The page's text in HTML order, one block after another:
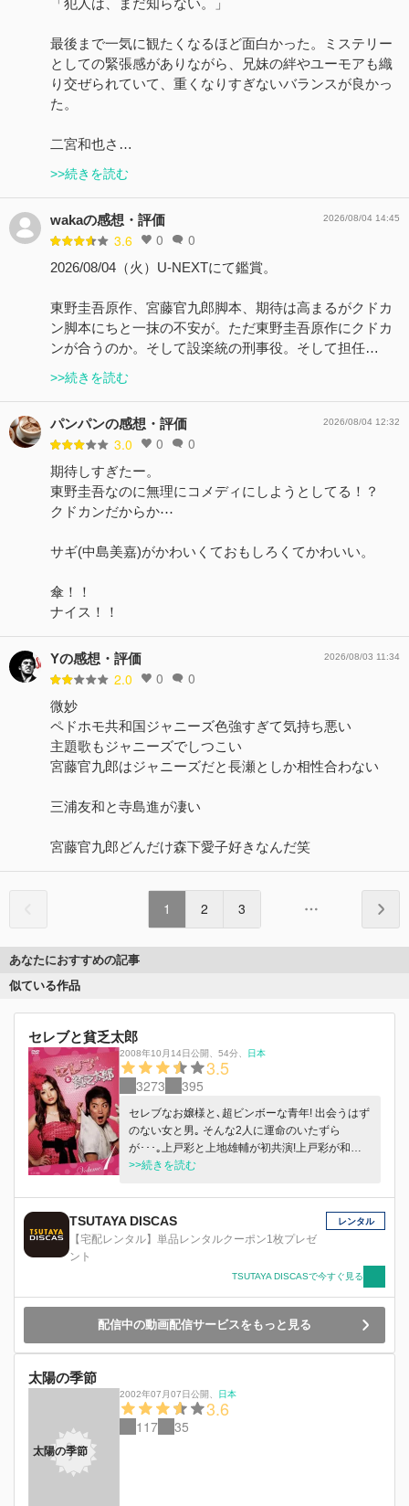
最後まで一気に観たくなるほど面白かった。ミステリー
としての緊張感がありながら、兄妹の絆やユーモアも織
り交ぜられていて、重くなりすぎないバランスが良かっ
た。
二宮和也さ…
>>続きを読む
wakaの感想・評価
3.6 0 0
2026/08/04 14:45
2026/08/04（火）U-NEXTにて鑑賞。
東野圭吾原作、宮藤官九郎脚本、期待は高まるがクドカ
ン脚本にちと一抹の不安が。ただ東野圭吾原作にクドカ
ンが合うのか。そして設楽統の刑事役。そして担任…
>>続きを読む
パンパンの感想・評価
3.0 0 0
2026/08/04 12:32
期待しすぎたー。
東野圭吾なのに無理にコメディにしようとしてる！？
クドカンだからか⋯
サギ(中島美嘉)がかわいくておもしろくてかわいい。
傘！！
ナイス！！
Yの感想・評価
2.0 0 0
2026/08/03 11:34
微妙
ペドホモ共和国ジャニーズ色強すぎて気持ち悪い
主題歌もジャニーズでしつこい
宮藤官九郎はジャニーズだと長瀬としか相性合わない
三浦友和と寺島進が凄い
宮藤官九郎どんだけ森下愛子好きなんだ笑
1 2 3
あなたにおすすめの記事
似ている作品
セレブと貧乏太郎
2008年10月14日公開 54分 日本
3.5
3273 395
セレブなお嬢様と､超ビンボーな青年! 出会うはず
のない女と男｡ そんな2人に運命のいたずら
が･･･｡上戸彩と上地雄輔が初共演!上戸彩が和製
パリス･ヒルトンに!? 上地は超ビンボー!ワーキン
ビが送るラブコメディ!
>>続きを読む
TSUTAYA DISCAS
【宅配レンタル】単品レンタルクーポン1枚プレゼ
ント
レンタル
TSUTAYA DISCASで今すぐ見る
配信中の動画配信サービスをもっと見る
太陽の季節
太陽の季節
2002年07月07日公開 日本
3.6
117 35